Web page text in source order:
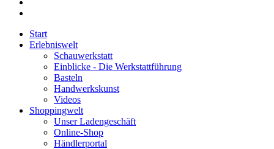
Start
Erlebniswelt
Schauwerkstatt
Einblicke - Die Werkstattführung
Basteln
Handwerkskunst
Videos
Shoppingwelt
Unser Ladengeschäft
Online-Shop
Händlerportal